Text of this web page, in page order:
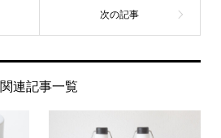
関連記事一覧